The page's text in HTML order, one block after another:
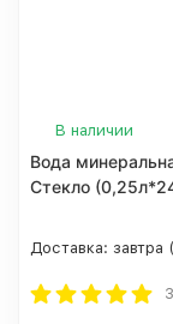
В наличии
Вода
Стекло
Доставка: завтра